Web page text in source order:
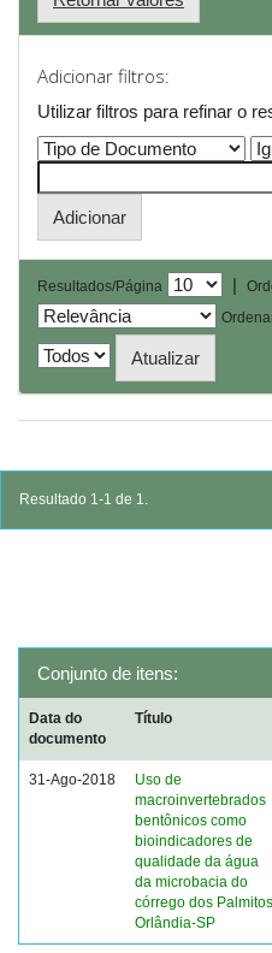
Adicionar filtros:
Utilizar filtros para refinar o
Resultados/Página |
Resultado 1-1 de 1.
Conjunto de itens:
Data do
documento
Título
31-Ago-2018
Uso de
macroinvertebrados
bentônicos como
bioindicadores de
qualidade da água
da microbacia do
córrego dos
Orlândia-SP